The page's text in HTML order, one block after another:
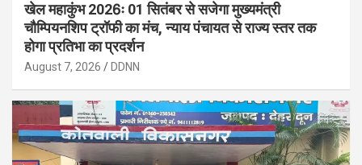
खेल महाकुंभ 2026ः 01 सितंबर से सजेगा मुख्यमंत्री
चौम्पियनशिप ट्रॉफी का मंच, न्याय पंचायत से राज्य स्तर तक
होगा प्रतिभा का प्रदर्शन
August 7, 2026 DDNN